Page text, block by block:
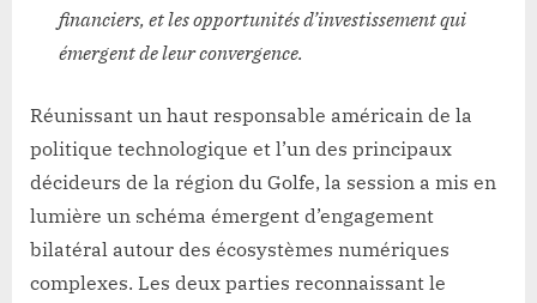
financiers, et les opportunités d’investissement qui
émergent de leur convergence.
Réunissant un haut responsable américain de la
politique technologique et l’un des principaux
décideurs de la région du Golfe, la session a mis en
lumière un schéma émergent d’engagement
bilatéral autour des écosystèmes numériques
complexes. Les deux parties reconnaissant le